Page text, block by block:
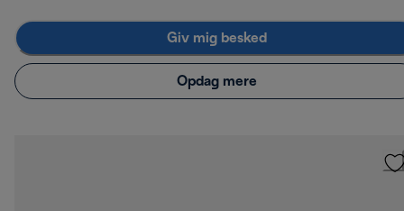
Giv mig besked
Opdag mere